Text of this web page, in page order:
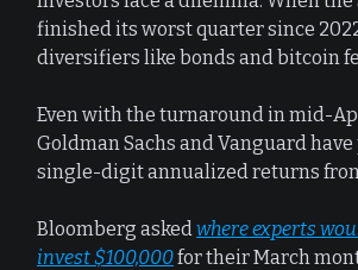
finished its worst quarter since
diversifiers like bonds and bitcoin
Even with the turnaround in mid-
Goldman Sachs and Vanguard
single-digit annualized returns
Bloomberg asked where experts
invest $100,000for their March